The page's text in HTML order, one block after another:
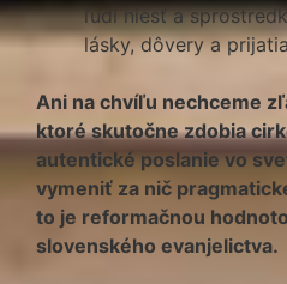
ľudí niesť a
lásky, dôvery a
Ani na chvíľu nechceme
ktoré skutočne zdobia
autentické poslanie vo
vymeniť za nič
to je reformačnou
slovenského evanjelictva.